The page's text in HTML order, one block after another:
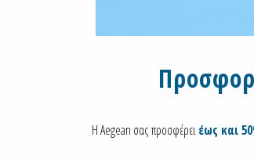
H Aegean σας προσφέρειέως και